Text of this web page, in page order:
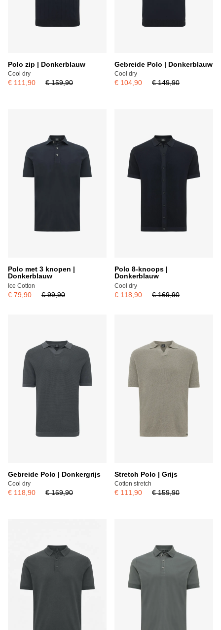
Polo zip | Donkerblauw
Cool dry
€ 111,90 € 159,90
Gebreide Polo | Donkerblauw
Cool dry
€ 104,90 € 149,90
Polo met 3 knopen |
Donkerblauw
Ice Cotton
€ 79,90 € 99,90
Polo 8-knoops |
Donkerblauw
Cool dry
€ 118,90 € 169,90
Gebreide Polo | Donkergrijs
Cool dry
€ 118,90 € 169,90
Stretch Polo | Grijs
Cotton stretch
€ 111,90 € 159,90